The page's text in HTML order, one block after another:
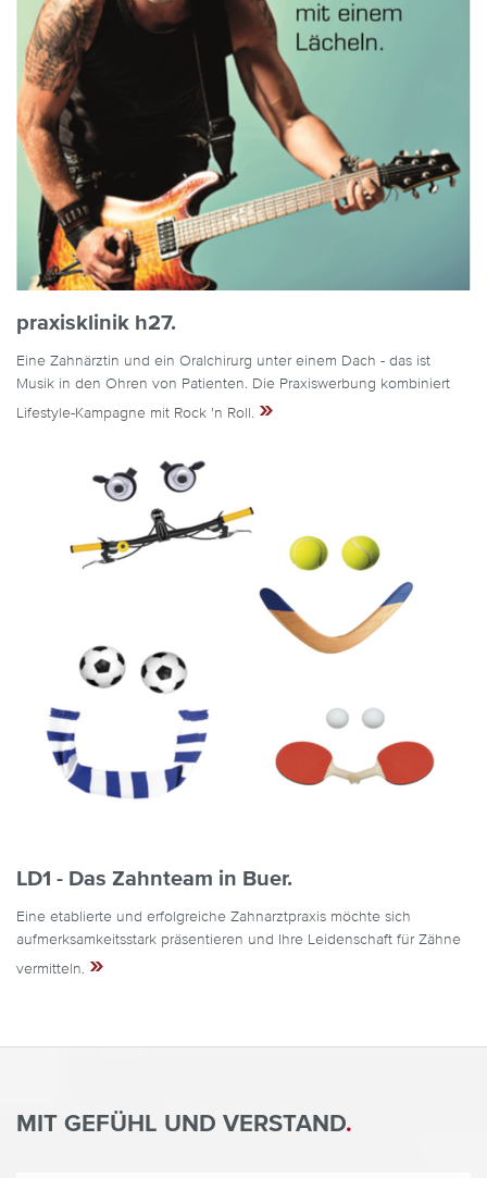
praxisklinik h27.
Eine Zahnärztin und ein Oralchirurg unter einem Dach - das ist
Musik in den Ohren von Patienten. Die Praxiswerbung kombiniert
Lifestyle-Kampagne mit Rock 'n Roll. »
LD1 - Das Zahnteam in Buer.
Eine etablierte und erfolgreiche Zahnarztpraxis möchte sich
aufmerksamkeitsstark präsentieren und Ihre Leidenschaft für Zähne
vermitteln. »
MIT GEFÜHL UND VERSTAND.